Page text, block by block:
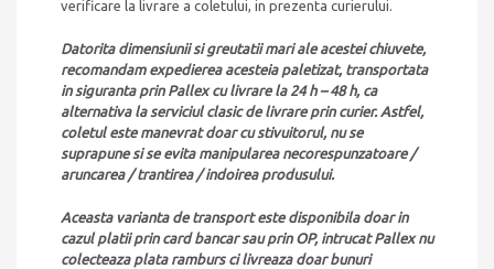
verificare la livrare a coletului, in prezenta curierului.
Datorita dimensiunii si greutatii mari ale acestei chiuvete,
recomandam expedierea acesteia paletizat, transportata
in siguranta prin Pallex cu livrare la 24 h – 48 h, ca
alternativa la serviciul clasic de livrare prin curier. Astfel,
coletul este manevrat doar cu stivuitorul, nu se
suprapune si se evita manipularea necorespunzatoare /
aruncarea / trantirea / indoirea produsului.
Aceasta varianta de transport este disponibila doar in
cazul platii prin card bancar sau prin OP, intrucat Pallex nu
colecteaza plata ramburs ci livreaza doar bunuri